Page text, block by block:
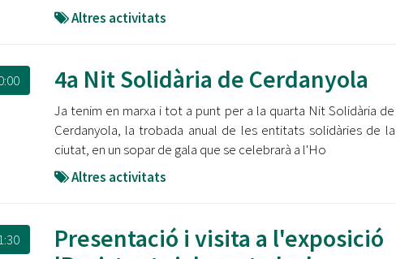
Altres activitats
4a Nit Solidària de Cerdanyola
Ja tenim en marxa i tot a punt per a la quarta Nit Solidària de
Cerdanyola, la trobada anual de les entitats solidàries de la
ciutat, en un sopar de gala que se celebrarà a l'Ho
Altres activitats
Presentació i visita a l'exposició